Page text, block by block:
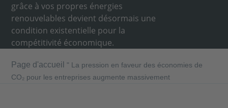
grâce à vos propres énergies
renouvelables devient désormais une
condition existentielle pour la
compétitivité économique.
Page d'accueil " La pression en faveur des économies de
CO₂ pour les entreprises augmente massivement